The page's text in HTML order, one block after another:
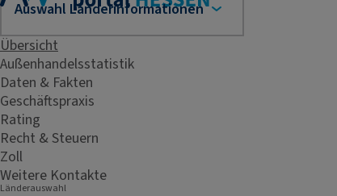
Übersicht
Außenhandelsstatistik
Daten & Fakten
Geschäftspraxis
Rating
Recht & Steuern
Zoll
Weitere Kontakte
Länderauswahl